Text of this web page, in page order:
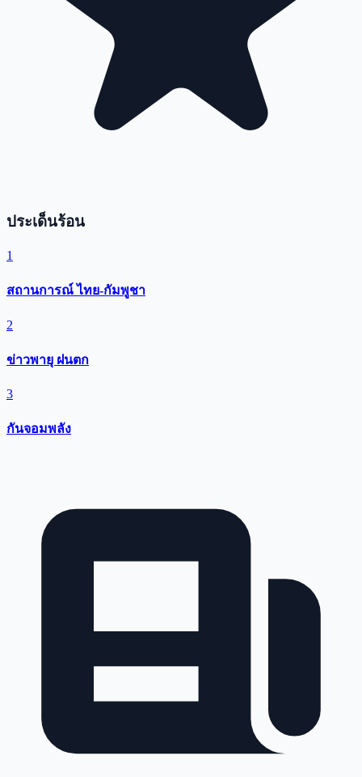
ประเด็นร้อน
1
สถานการณ์ ไทย-กัมพูชา
2
ข่าวพายุ ฝนตก
3
กันจอมพลัง